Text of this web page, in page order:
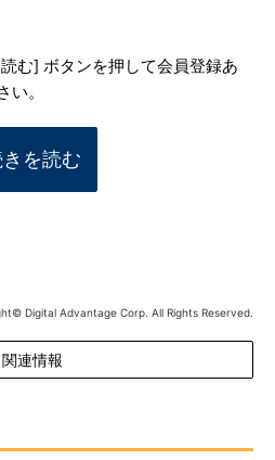
む] ボタンを押して会員登録あ
い。
を読む
Digital Advantage Corp. All Rights Reserved.
関連情報